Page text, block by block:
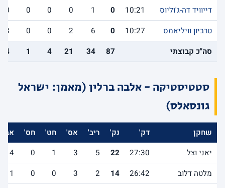
דייוויד דה-ג'וליוס
10:21
0
1
0
0
0
0
טרביון וויליאמס
10:27
0
6
2
0
0
3
סה"כ קבוצתי
87
34
21
4
1
14
סטטיסטיקה - אלבה ברלין (מאמן: ישראל
גונסאלס)
שחקן דק' נק' ריב' אס' חט' חס'
אב'
יאני וצל
27:30
22
5
3
1
0
4
מלטה דלוב
26:42
14
2
3
0
0
1